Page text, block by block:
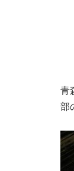
青
部